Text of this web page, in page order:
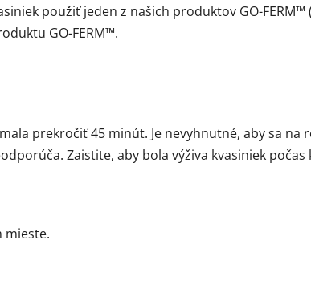
použiť jeden z našich produktov GO-
GO-FERM™.
prekročiť 45 minút. Je nevyhnutné, aby sa
Zaistite, aby bola výživa kvasiniek
mieste.